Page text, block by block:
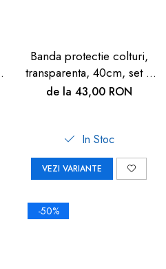
Banda protectie colturi,
transparenta, 40cm, set 2
buc
de la 43,00 RON
In Stoc
VEZI VARIANTE
-50%